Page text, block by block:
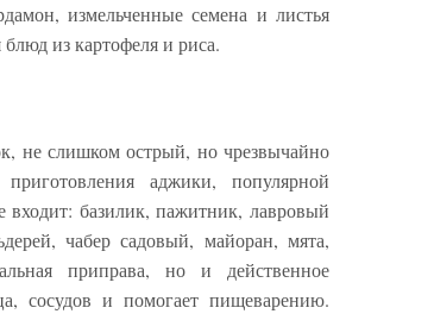
измельченные семена и листья
из картофеля и риса.
не слишком острый, но чрезвычайно
аджики, популярной
входит: базилик, пажитник, лавровый
чабер садовый, майоран, мята,
приправа, но и действенное
сосудов и помогает пищеварению.